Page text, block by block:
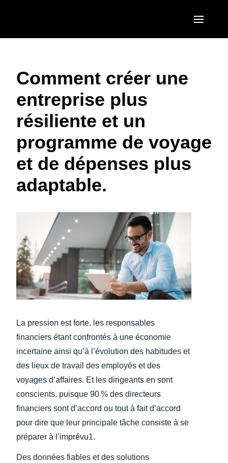
United States (English)
Canada (English)
Canada (Français)
México (Español)
EUROPE
United Kingdom (English)
France (Français)
Deutschland (Deutsch)
Italia (Italiano)
Nederlands (English)
Denmark (English)
Finland (English)
Belgium (English)
España (Español)
ASIA PACIFIC
Comment créer une
entreprise plus
résiliente et un
programme de voyage
et de dépenses plus
adaptable.
La pression est forte, les responsables
financiers étant confrontés à une économie
incertaine ainsi qu’à l’évolution des habitudes et
des lieux de travail des employés et des
voyages d’affaires. Et les dirigeants en sont
conscients, puisque 90 % des directeurs
financiers sont d’accord ou tout à fait d’accord
pour dire que leur principale tâche consiste à se
préparer à l’imprévu1.
Des données fiables et des solutions